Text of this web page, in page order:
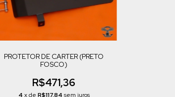
PROTETOR DE CARTER (PRETO
FOSCO)
R$471,36
4 x de R$117,84 sem juros